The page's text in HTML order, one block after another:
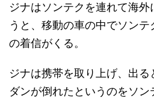
ジナはソンテクを連れて海
うと、移動の車の中でソン
の着信がくる。
ジナは携帯を取り上げ、出
ダンが倒れたというのをソン